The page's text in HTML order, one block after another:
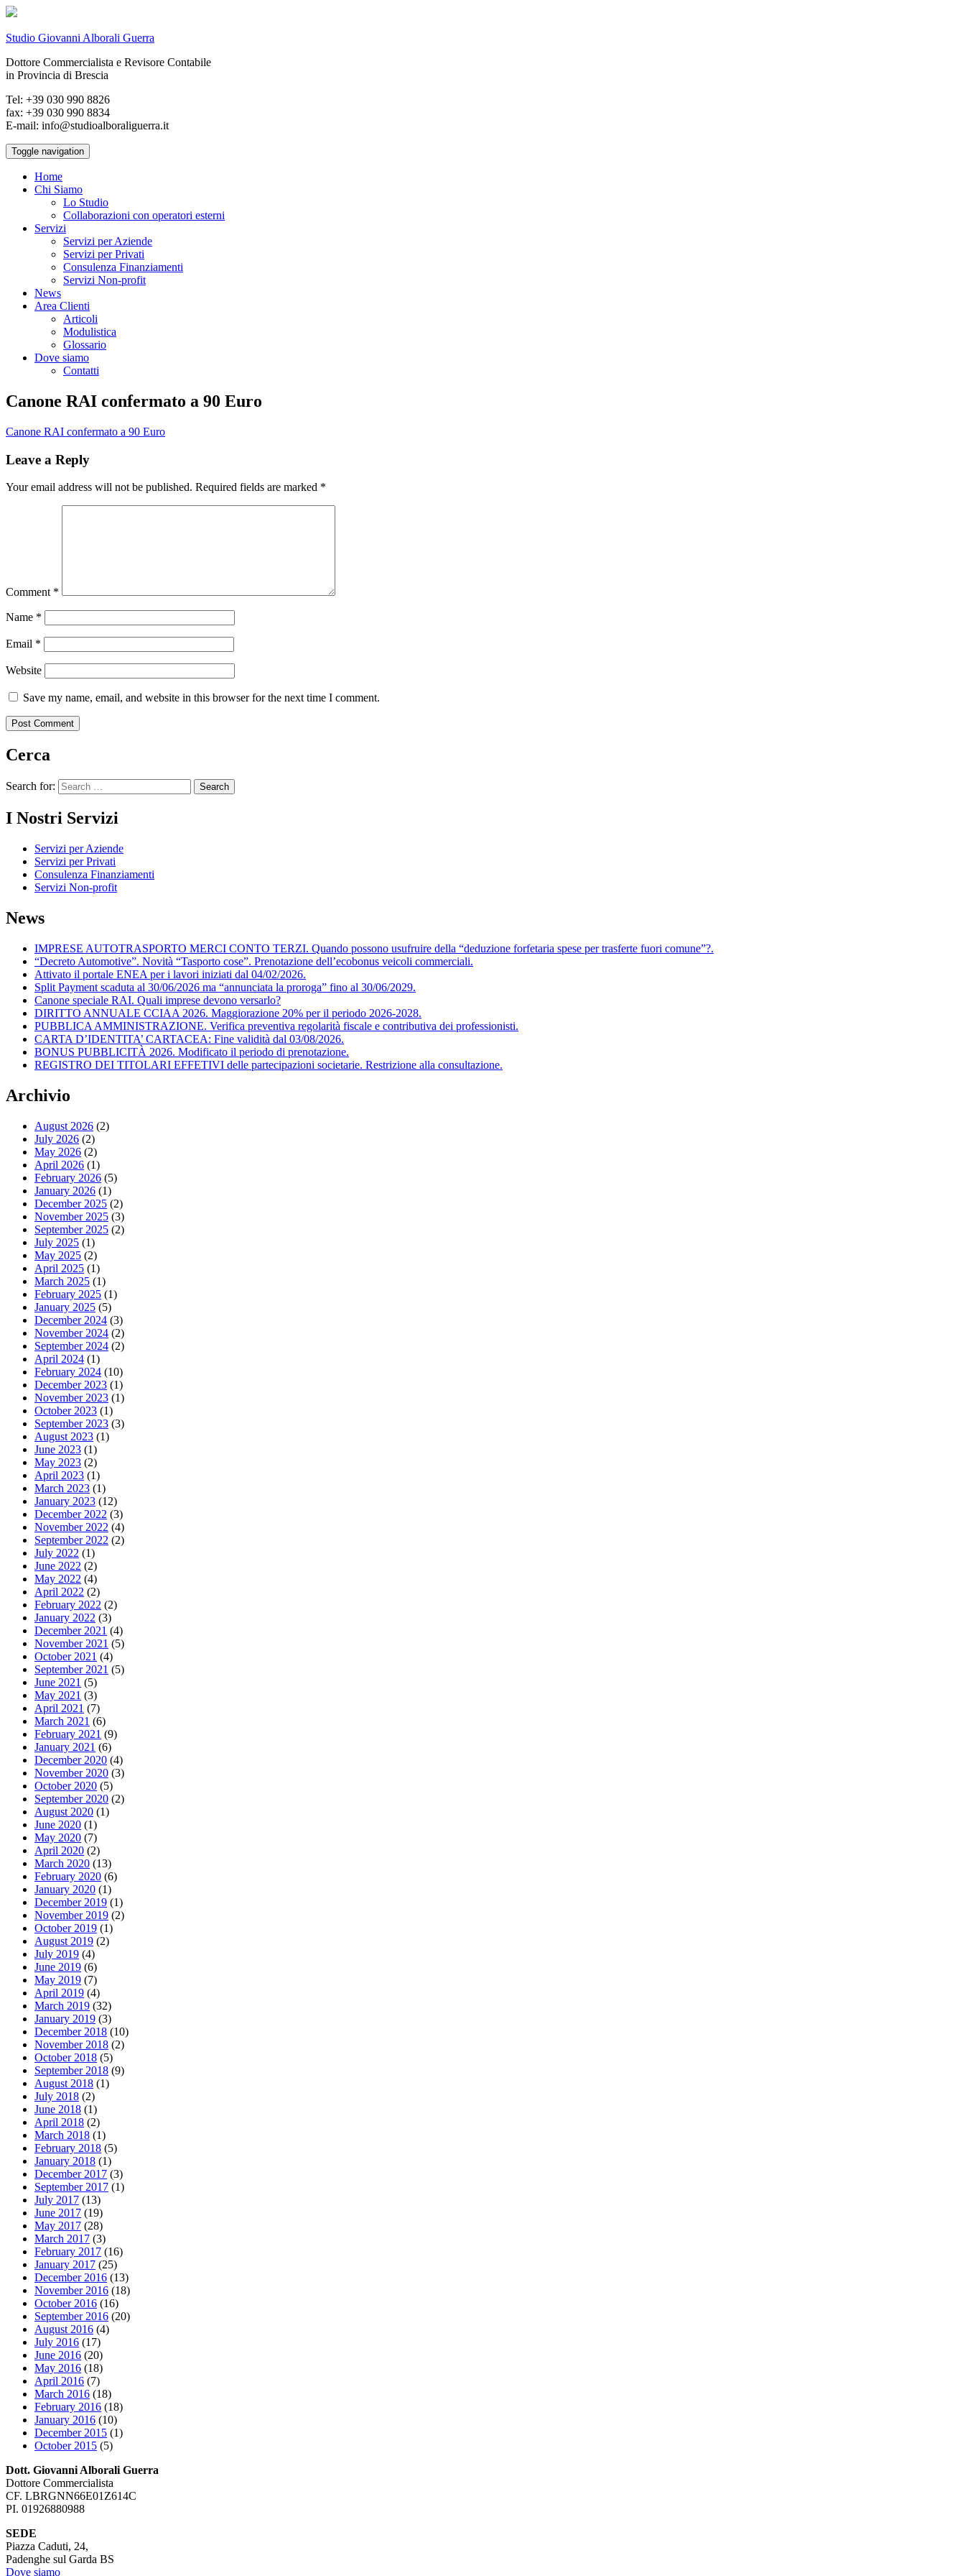
Studio Giovanni Alborali Guerra
Dottore Commercialista e Revisore Contabile
in Provincia di Brescia
Tel: +39 030 990 8826
fax: +39 030 990 8834
E-mail: info@studioalboraliguerra.it
Toggle navigation
Home
Chi Siamo
Lo Studio
Collaborazioni con operatori esterni
Servizi
Servizi per Aziende
Servizi per Privati
Consulenza Finanziamenti
Servizi Non-profit
News
Area Clienti
Articoli
Modulistica
Glossario
Dove siamo
Contatti
Canone RAI confermato a 90 Euro
Canone RAI confermato a 90 Euro
Leave a Reply
Your email address will not be published. Required fields are marked *
Comment *
Name *
Email *
Website
Save my name, email, and website in this browser for the next time I comment.
Cerca
Search for:
I Nostri Servizi
Servizi per Aziende
Servizi per Privati
Consulenza Finanziamenti
Servizi Non-profit
News
IMPRESE AUTOTRASPORTO MERCI CONTO TERZI. Quando possono usufruire della “deduzione forfetaria spese per trasferte fuori comune”?.
“Decreto Automotive”. Novità “Tasporto cose”. Prenotazione dell’ecobonus veicoli commerciali.
Attivato il portale ENEA per i lavori iniziati dal 04/02/2026.
Split Payment scaduta al 30/06/2026 ma “annunciata la proroga” fino al 30/06/2029.
Canone speciale RAI. Quali imprese devono versarlo?
DIRITTO ANNUALE CCIAA 2026. Maggiorazione 20% per il periodo 2026-2028.
PUBBLICA AMMINISTRAZIONE. Verifica preventiva regolarità fiscale e contributiva dei professionisti.
CARTA D’IDENTITA’ CARTACEA: Fine validità dal 03/08/2026.
BONUS PUBBLICITÀ 2026. Modificato il periodo di prenotazione.
REGISTRO DEI TITOLARI EFFETIVI delle partecipazioni societarie. Restrizione alla consultazione.
Archivio
August 2026 (2)
July 2026 (2)
May 2026 (2)
April 2026 (1)
February 2026 (5)
January 2026 (1)
December 2025 (2)
November 2025 (3)
September 2025 (2)
July 2025 (1)
May 2025 (2)
April 2025 (1)
March 2025 (1)
February 2025 (1)
January 2025 (5)
December 2024 (3)
November 2024 (2)
September 2024 (2)
April 2024 (1)
February 2024 (10)
December 2023 (1)
November 2023 (1)
October 2023 (1)
September 2023 (3)
August 2023 (1)
June 2023 (1)
May 2023 (2)
April 2023 (1)
March 2023 (1)
January 2023 (12)
December 2022 (3)
November 2022 (4)
September 2022 (2)
July 2022 (1)
June 2022 (2)
May 2022 (4)
April 2022 (2)
February 2022 (2)
January 2022 (3)
December 2021 (4)
November 2021 (5)
October 2021 (4)
September 2021 (5)
June 2021 (5)
May 2021 (3)
April 2021 (7)
March 2021 (6)
February 2021 (9)
January 2021 (6)
December 2020 (4)
November 2020 (3)
October 2020 (5)
September 2020 (2)
August 2020 (1)
June 2020 (1)
May 2020 (7)
April 2020 (2)
March 2020 (13)
February 2020 (6)
January 2020 (1)
December 2019 (1)
November 2019 (2)
October 2019 (1)
August 2019 (2)
July 2019 (4)
June 2019 (6)
May 2019 (7)
April 2019 (4)
March 2019 (32)
January 2019 (3)
December 2018 (10)
November 2018 (2)
October 2018 (5)
September 2018 (9)
August 2018 (1)
July 2018 (2)
June 2018 (1)
April 2018 (2)
March 2018 (1)
February 2018 (5)
January 2018 (1)
December 2017 (3)
September 2017 (1)
July 2017 (13)
June 2017 (19)
May 2017 (28)
March 2017 (3)
February 2017 (16)
January 2017 (25)
December 2016 (13)
November 2016 (18)
October 2016 (16)
September 2016 (20)
August 2016 (4)
July 2016 (17)
June 2016 (20)
May 2016 (18)
April 2016 (7)
March 2016 (18)
February 2016 (18)
January 2016 (10)
December 2015 (1)
October 2015 (5)
Dott. Giovanni Alborali Guerra
Dottore Commercialista
CF. LBRGNN66E01Z614C
PI. 01926880988
SEDE
Piazza Caduti, 24,
Padenghe sul Garda BS
Dove siamo